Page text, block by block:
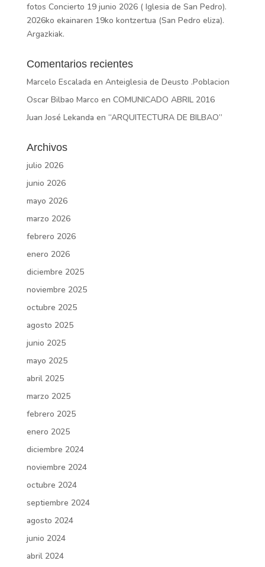
fotos Concierto 19 junio 2026 ( Iglesia de San Pedro).
2026ko ekainaren 19ko kontzertua (San Pedro eliza).
Argazkiak.
Comentarios recientes
Marcelo Escalada en Anteiglesia de Deusto .Poblacion
Oscar Bilbao Marco en COMUNICADO ABRIL 2016
Juan José Lekanda en “ARQUITECTURA DE BILBAO”
Archivos
julio 2026
junio 2026
mayo 2026
marzo 2026
febrero 2026
enero 2026
diciembre 2025
noviembre 2025
octubre 2025
agosto 2025
junio 2025
mayo 2025
abril 2025
marzo 2025
febrero 2025
enero 2025
diciembre 2024
noviembre 2024
octubre 2024
septiembre 2024
agosto 2024
junio 2024
abril 2024